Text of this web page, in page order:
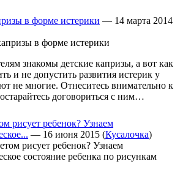
в форме истерики — 14 марта 2014
знакомы детские капризы, а вот как
и не допустить развития истерик у
не многие. Отнеситесь внимательно к
договориться с ним…
рисует ребенок? Узнаем
— 16 июня 2015 (Кусалочка)